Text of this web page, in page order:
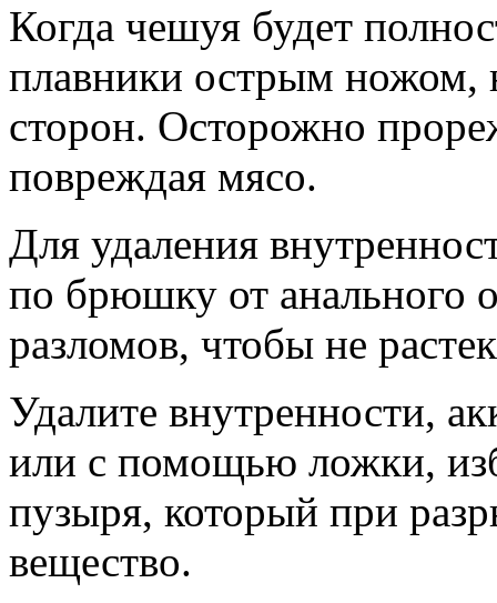
Когда чешуя будет
плавники острым ножом,
сторон. Осторожно
повреждая мясо.
Для удаления
по брюшку от анального
разломов, чтобы не
Удалите внутренности,
или с помощью ложки,
пузыря, который при
вещество.